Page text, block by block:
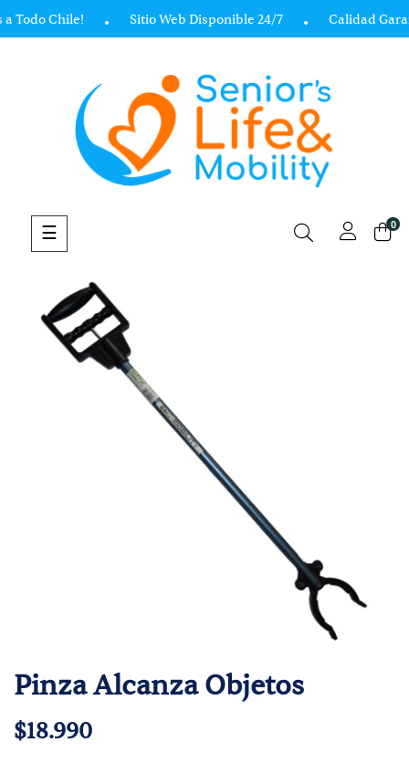
Todo Chile! Sitio Web Disponible 24/7 Calidad
Navegación
de
☰ 0
Pinza Alcanza Objetos
$18.990